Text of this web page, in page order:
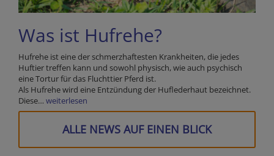
Was ist Hufrehe?
Hufrehe ist eine der schmerzhaftesten Krankheiten, die jedes
Huftier treffen kann und sowohl physisch, wie auch psychisch
eine Tortur für das Fluchttier Pferd ist.
Als Hufrehe wird eine Entzündung der Huflederhaut bezeichnet.
Diese… weiterlesen
ALLE NEWS AUF EINEN BLICK